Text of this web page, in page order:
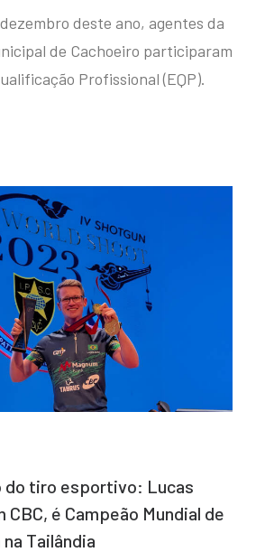
deste ano, agentes da
de Cachoeiro participaram
Profissional (EQP).
do tiro esportivo: Lucas
CBC, é Campeão Mundial de
Tailândia